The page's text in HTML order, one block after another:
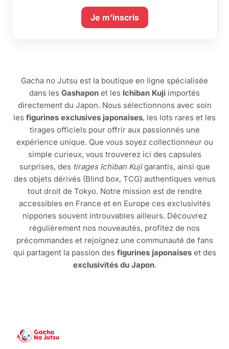
Je m’inscris
Gacha no Jutsu est la boutique en ligne spécialisée
dans les Gashapon et les Ichiban Kuji importés
directement du Japon. Nous sélectionnons avec soin
les figurines exclusives japonaises, les lots rares et les
tirages officiels pour offrir aux passionnés une
expérience unique. Que vous soyez collectionneur ou
simple curieux, vous trouverez ici des capsules
surprises, des tirages Ichiban Kujigarantis, ainsi que
des objets dérivés (Blind box, TCG) authentiques venus
tout droit de Tokyo. Notre mission est de rendre
accessibles en France et en Europe ces exclusivités
nippones souvent introuvables ailleurs. Découvrez
régulièrement nos nouveautés, profitez de nos
précommandes et rejoignez une communauté de fans
qui partagent la passion des figurines japonaiseset des
exclusivités du Japon.